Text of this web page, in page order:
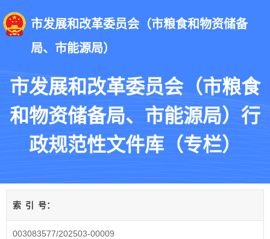
市发展和改革委员会（市粮食和物资储备
局、市能源局）
市发展和改革委员会（市粮食
和物资储备局、市能源局）行
政规范性文件库（专栏）
索 引 号：
003083577/202503-00009